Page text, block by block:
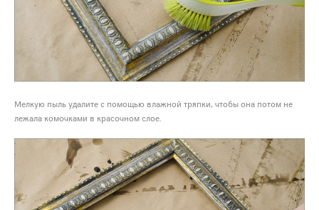
Мелкую пыль удалите с помощью влажной тряпки, чтобы она потом не
лежала комочками в красочном слое.